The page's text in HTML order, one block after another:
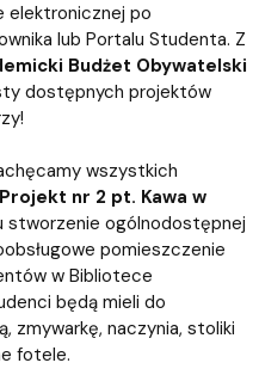
elektronicznej po
lub Portalu Studenta. Z
Budżet Obywatelski
dostępnych projektów
wszystkich
Projekt nr 2 pt. Kawa w
stworzenie ogólnodostępnej
pomieszczenie
w Bibliotece
będą mieli do
zmywarkę, naczynia, stoliki
fotele.